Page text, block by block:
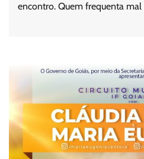
encontro. Quem frequenta mal